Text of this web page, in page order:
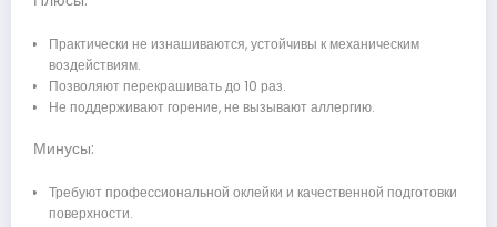
Практически не изнашиваются, устойчивы к механическим
воздействиям.
Позволяют перекрашивать до 10 раз.
Не поддерживают горение, не вызывают аллергию.
Минусы:
Требуют профессиональной оклейки и качественной подготовки
поверхности.